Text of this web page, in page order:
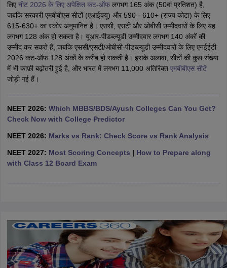
Cutoff
Nursing Fees StructureAIIMS BSc Nursing ResultAIIMS BSc
in BangaloreMedical Colleges in ChennaiMedical Colleges in
in IndiaMDS Colleges in India
लिए नीट 2026 के लिए अपेक्षित कट-ऑफलगभग 165 अंक (50वां प्रतिशत) है,
जबकि सरकारी एमबीबीएस सीटों (एआईक्यू) और 590 - 610+ (राज्य कोटा) के लिए
615-630+ का स्कोर अनुमानित है। एससी, एसटी और ओबीसी उम्मीदवारों के लिए यह
लगभग 128 अंक हो सकता है। यूआर-पीडब्ल्यूडी उम्मीदवार लगभग 140 अंकों की
उम्मीद कर सकते हैं, जबकि एससी/एसटी/ओबीसी-पीडब्ल्यूडी उम्मीदवारों के लिए एनईईटी
2026 कट-ऑफ 128 अंकों के करीब हो सकती है। इसके अलावा, सीटों की कुल संख्या
में भी काफ़ी बढ़ोतरी हुई है, और भारत में लगभग 11,000 अतिरिक्त एमबीबीएस सीटें
जोड़ी गई हैं।
NEET 2026: Which MBBS/BDS/Ayush Colleges Can You Get?
Check Now with College Predictor
NEET 2026: Marks vs Rank: Check Score vs Rank Analysis
NEET 2027: Most Scoring Concepts | How to Prepare along
with Class 12 Board Exam